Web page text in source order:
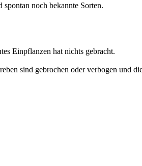
spontan noch bekannte Sorten.
Einpflanzen hat nichts gebracht.
sind gebrochen oder verbogen und